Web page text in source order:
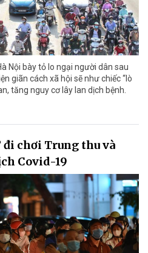
Nội bày tỏ lo ngại người dân sau
giãn cách xã hội sẽ như chiếc “lò
tăng nguy cơ lây lan dịch bệnh.
đi chơi Trung thu và
Covid-19